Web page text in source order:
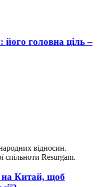
головна ціль –
відносин.
спільноти Resurgam.
на Китай, щоб